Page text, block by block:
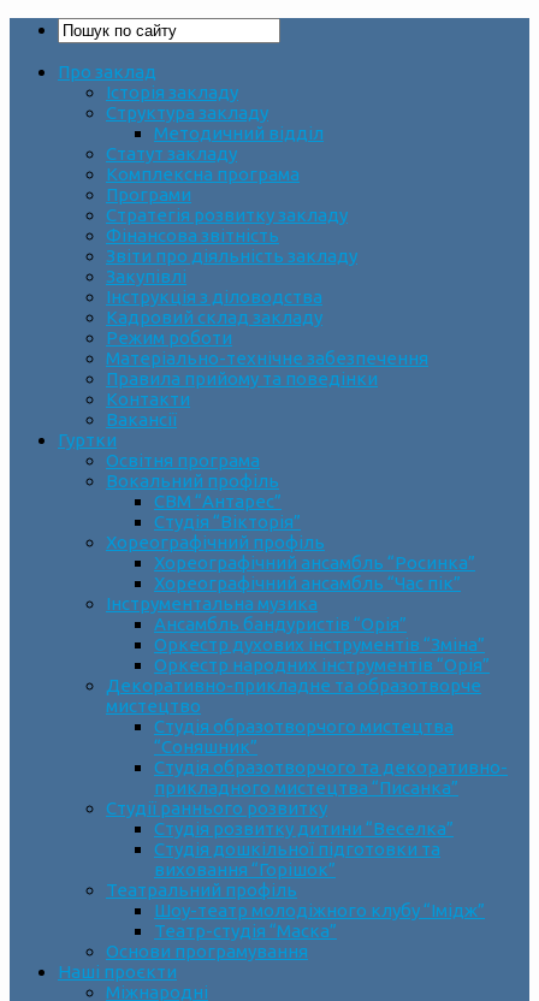
Про заклад
Історія закладу
Структура закладу
Методичний відділ
Статут закладу
Комплексна програма
Програми
Стратегія розвитку закладу
Фінансова звітність
Звіти про діяльність закладу
Закупівлі
Інструкція з діловодства
Кадровий склад закладу
Режим роботи
Матеріально-технічне забезпечення
Правила прийому та поведінки
Контакти
Вакансії
Гуртки
Освітня програма
Вокальний профіль
СВМ “Антарес”
Студія “Вікторія”
Хореографічний профіль
Хореографічний ансамбль “Росинка”
Хореографічний ансамбль “Час пік”
Інструментальна музика
Ансамбль бандуристів “Орія”
Оркестр духових інструментів “Зміна”
Оркестр народних інструментів “Орія”
Декоративно-прикладне та образотворче
мистецтво
Cтудія образотворчого мистецтва
“Соняшник”
Студія образотворчого та декоративно-
прикладного мистецтва “Писанка”
Студії раннього розвитку
Студія розвитку дитини “Веселка”
Студія дошкільної підготовки та
виховання “Горішок”
Театральний профіль
Шоу-театр молодіжного клубу “Імідж”
Театр-студія “Маска”
Основи програмування
Наші проєкти
Міжнародні